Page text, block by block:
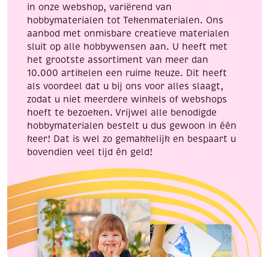
in onze webshop, variërend van
hobbymaterialen tot Tekenmaterialen. Ons
aanbod met onmisbare creatieve materialen
sluit op alle hobbywensen aan. U heeft met
het grootste assortiment van meer dan
10.000 artikelen een ruime keuze. Dit heeft
als voordeel dat u bij ons voor alles slaagt,
zodat u niet meerdere winkels of webshops
hoeft te bezoeken. Vrijwel alle benodigde
hobbymaterialen bestelt u dus gewoon in één
keer! Dat is wel zo gemakkelijk en bespaart u
bovendien veel tijd én geld!